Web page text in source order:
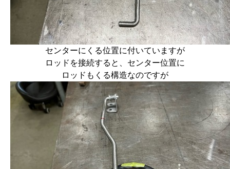
センターにくる位置に付いていますが
ロッドを接続すると、センター位置に
ロッドもくる構造なのですが